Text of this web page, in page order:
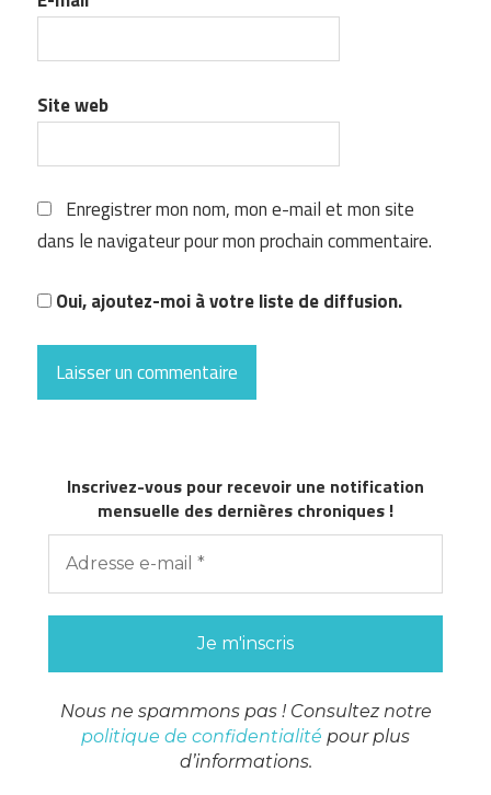
Site web
Enregistrer mon nom, mon e-mail et mon site
dans le navigateur pour mon prochain commentaire.
Oui, ajoutez-moi à votre liste de diffusion.
Inscrivez-vous pour recevoir une notification
mensuelle des dernières chroniques !
Nous ne spammons pas ! Consultez notre
politique de confidentialité pour plus
d’informations.